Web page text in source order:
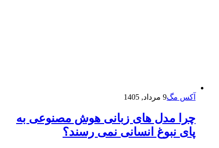
آکس مگ9 مرداد, 1405
چرا مدل‌ های زبانی هوش مصنوعی به
پای نبوغ انسانی نمی‌ رسند؟